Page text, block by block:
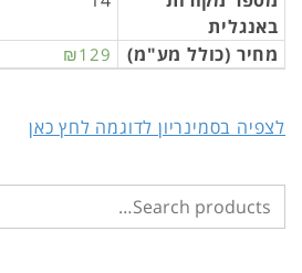
באנגלית
מחיר (כולל מע"מ) ₪129
לצפיה בסמינריון לדוגמה לחץ כאן